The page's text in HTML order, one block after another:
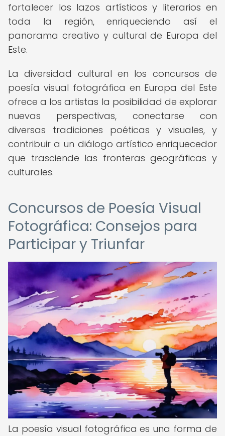
fortalecer los lazos artísticos y literarios en
toda la región, enriqueciendo así el
panorama creativo y cultural de Europa del
Este.
La diversidad cultural en los concursos de
poesía visual fotográfica en Europa del Este
ofrece a los artistas la posibilidad de explorar
nuevas perspectivas, conectarse con
diversas tradiciones poéticas y visuales, y
contribuir a un diálogo artístico enriquecedor
que trasciende las fronteras geográficas y
culturales.
Concursos de Poesía Visual
Fotográfica: Consejos para
Participar y Triunfar
La poesía visual fotográfica es una forma de